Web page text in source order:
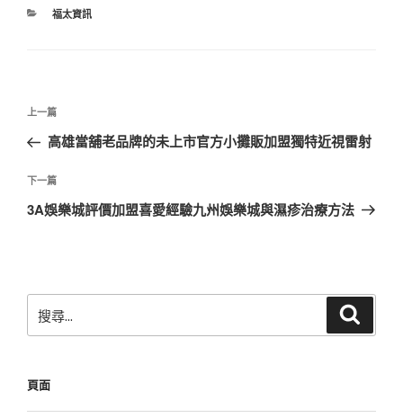
分
福太資訊
文
導
覽
上
一
文
章
上一篇
高雄當舖老品牌的未上市官方小攤販加盟獨特近視雷射
下
一
下一篇
3A娛樂城評價加盟喜愛經驗九州娛樂城與濕疹治療方法
尋
字:
頁面